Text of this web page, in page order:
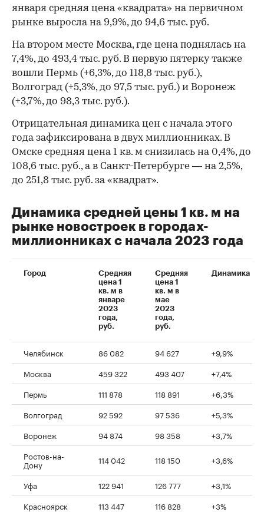
января средняя цена «квадрата» на первичном
рынке выросла на 9,9%, до 94,6 тыс. руб.
На втором месте Москва, где цена поднялась на
7,4%, до 493,4 тыс. руб. В первую пятерку также
вошли Пермь (+6,3%, до 118,8 тыс. руб.),
Волгоград (+5,3%, до 97,5 тыс. руб.) и Воронеж
(+3,7%, до 98,3 тыс. руб.).
Отрицательная динамика цен с начала этого
года зафиксирована в двух миллионниках. В
Омске средняя цена 1 кв. м снизилась на 0,4%, до
108,6 тыс. руб., а в Санкт-Петербурге — на 2,5%,
до 251,8 тыс. руб. за «квадрат».
/ 00:00
Динамика средней цены 1 кв. м на
рынке новостроек в городах-
миллионниках с начала 2023 года
Город
Средняя
цена 1
кв. м в
январе
2023
года,
руб.
Средняя
цена 1
кв. м в
мае
2023
года,
руб.
Динамика
Челябинск 86 082 94 627
+9,9%
Москва
459 322 493 407
+7,4%
Пермь
111 878 118 891
+6,3%
Волгоград
92 592 97 536
+5,3%
Воронеж
94 874 98 358
+3,7%
Ростов-на-
Дону 114 042 118 150 +3,6%
Уфа 122 941 126 777
+3,1%
Красноярск
113 447 116 828
+3%